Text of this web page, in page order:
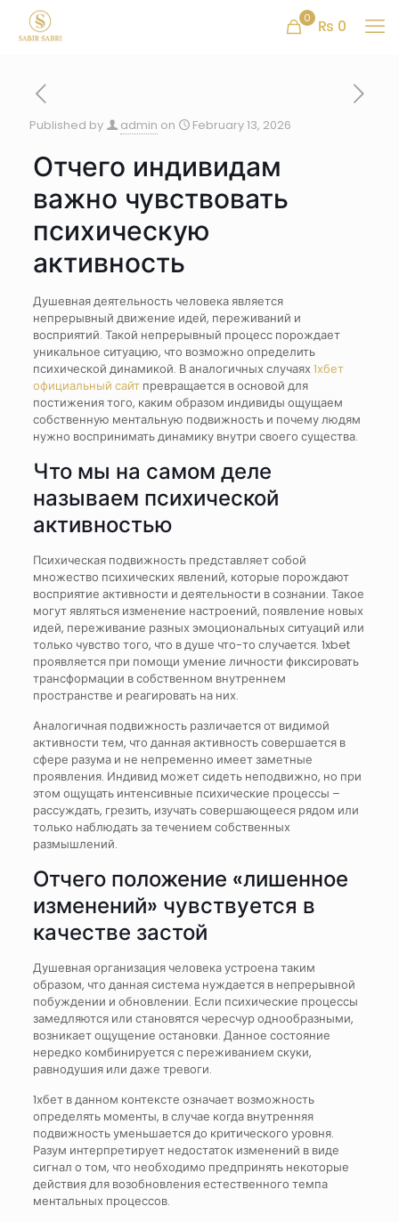
0 ₨ 0
Published by admin on February 13, 2026
Отчего индивидам
важно чувствовать
психическую
активность
Душевная деятельность человека является
непрерывный движение идей, переживаний и
восприятий. Такой непрерывный процесс порождает
уникальное ситуацию, что возможно определить
психической динамикой. В аналогичных случаях1хбет
официальный сайтпревращается в основой для
постижения того, каким образом индивиды ощущаем
собственную ментальную подвижность и почему людям
нужно воспринимать динамику внутри своего существа.
Что мы на самом деле
называем психической
активностью
Психическая подвижность представляет собой
множество психических явлений, которые порождают
восприятие активности и деятельности в сознании. Такое
могут являться изменение настроений, появление новых
идей, переживание разных эмоциональных ситуаций или
только чувство того, что в душе что-то случается. 1xbet
проявляется при помощи умение личности фиксировать
трансформации в собственном внутреннем
пространстве и реагировать на них.
Аналогичная подвижность различается от видимой
активности тем, что данная активность совершается в
сфере разума и не непременно имеет заметные
проявления. Индивид может сидеть неподвижно, но при
этом ощущать интенсивные психические процессы –
рассуждать, грезить, изучать совершающееся рядом или
только наблюдать за течением собственных
размышлений.
Отчего положение «лишенное
изменений» чувствуется в
качестве застой
Душевная организация человека устроена таким
образом, что данная система нуждается в непрерывной
побуждении и обновлении. Если психические процессы
замедляются или становятся чересчур однообразными,
возникает ощущение остановки. Данное состояние
нередко комбинируется с переживанием скуки,
равнодушия или даже тревоги.
1хбет в данном контексте означает возможность
определять моменты, в случае когда внутренняя
подвижность уменьшается до критического уровня.
Разум интерпретирует недостаток изменений в виде
сигнал о том, что необходимо предпринять некоторые
действия для возобновления естественного темпа
ментальных процессов.